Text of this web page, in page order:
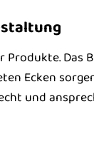
Das
Ecken
und